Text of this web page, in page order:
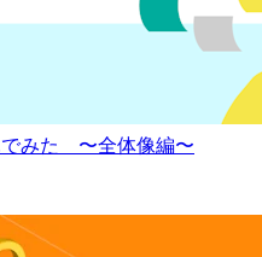
みた 〜全体像編〜